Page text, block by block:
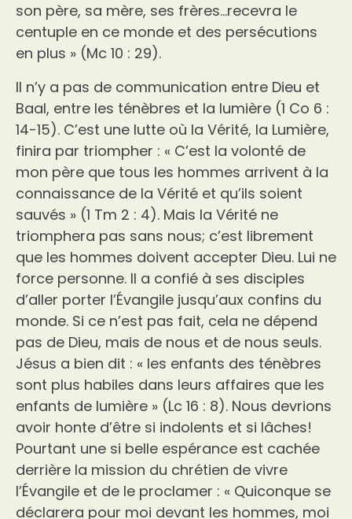
son père, sa mère, ses frères…recevra le
centuple en ce monde et des persécutions
en plus » (Mc 10 : 29).
Il n’y a pas de communication entre Dieu et
Baal, entre les ténèbres et la lumière (1 Co 6 :
14-15). C’est une lutte où la Vérité, la Lumière,
finira par triompher : « C’est la volonté de
mon père que tous les hommes arrivent à la
connaissance de la Vérité et qu’ils soient
sauvés » (1 Tm 2 : 4). Mais la Vérité ne
triomphera pas sans nous; c’est librement
que les hommes doivent accepter Dieu. Lui ne
force personne. Il a confié à ses disciples
d’aller porter l’Évangile jusqu’aux confins du
monde. Si ce n’est pas fait, cela ne dépend
pas de Dieu, mais de nous et de nous seuls.
Jésus a bien dit : « les enfants des ténèbres
sont plus habiles dans leurs affaires que les
enfants de lumière » (Lc 16 : 8). Nous devrions
avoir honte d’être si indolents et si lâches!
Pourtant une si belle espérance est cachée
derrière la mission du chrétien de vivre
l’Évangile et de le proclamer : « Quiconque se
déclarera pour moi devant les hommes, moi